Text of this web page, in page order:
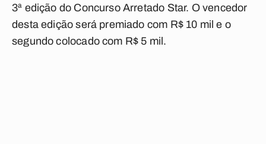
3ª edição do Concurso Arretado Star. O vencedor
desta edição será premiado com R$ 10 mil e o
segundo colocado com R$ 5 mil.